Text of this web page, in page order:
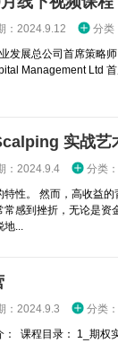
：2024.9.12 分类
发展总公司首席策略
Management Ltd
实战艺
：2024.9.4 分类：
性。 然而，高收益
感到挫折，无论是资
地...
：2024.9.3 分类：
： 课程目录： 1_期权